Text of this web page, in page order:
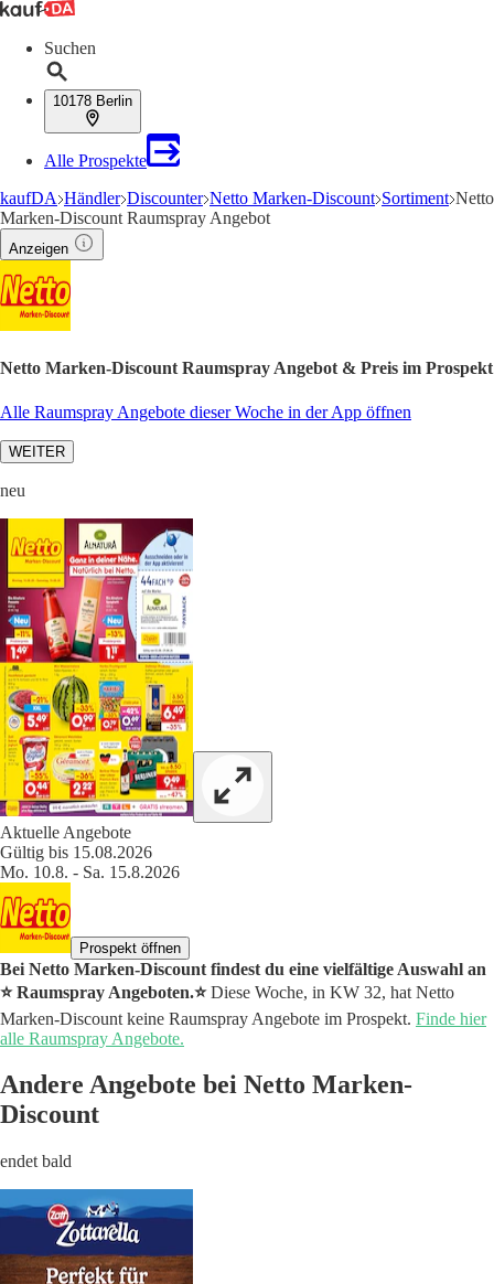
Suchen
10178 Berlin
Alle Prospekte
kaufDA Händler Discounter Netto Marken-Discount Sortiment Netto
Marken-Discount Raumspray Angebot
Anzeigen
Netto Marken-Discount Raumspray Angebot & Preis im Prospekt
Alle Raumspray Angebote dieser Woche in der App öffnen
WEITER
neu
Aktuelle Angebote
Gültig bis 15.08.2026
Mo. 10.8. - Sa. 15.8.2026
Prospekt öffnen
Bei Netto Marken-Discount findest du eine vielfältige Auswahl an
⭐️ Raumspray Angeboten.⭐️Diese Woche, in KW 32, hat Netto
Marken-Discount keine Raumspray Angebote im Prospekt. Finde hier
alle Raumspray Angebote.
Andere Angebote bei Netto Marken-
Discount
endet bald